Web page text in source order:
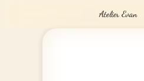
Atelier Evan